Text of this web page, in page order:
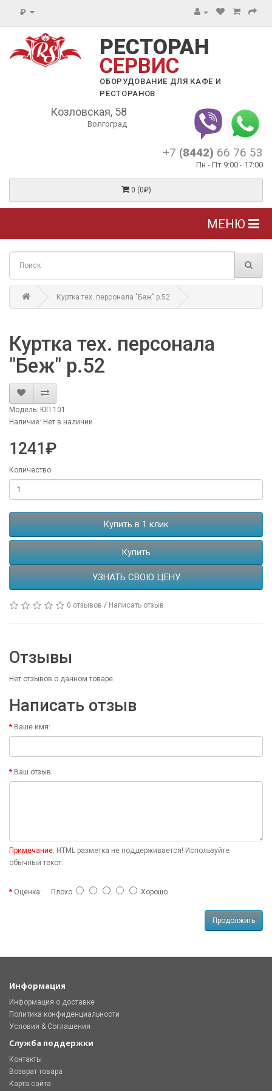
₽
РЕСТОРАН
СЕРВИС
ОБОРУДОВАНИЕ ДЛЯ КАФЕ И
РЕСТОРАНОВ
Козловская, 58
Волгоград
+7 (8442) 66 76 53
Пн - Пт 9:00 - 17:00
0 (0₽)
МЕНЮ
Куртка тех. персонала "Беж" р.52
Куртка тех. персонала
"Беж" р.52
Модель: ЮП 101
Наличие: Нет в наличии
1241₽
Количество
Купить в 1 клик
Купить
УЗНАТЬ СВОЮ ЦЕНУ
0 отзывов / Написать отзыв
Отзывы
Нет отзывов о данном товаре.
Написать отзыв
Ваше имя:
Ваш отзыв:
Примечание: HTML разметка не поддерживается! Используйте
обычный текст.
Оценка: Плохо Хорошо
Продолжить
Информация
Информация о доставке
Политика конфиденциальности
Условия & Соглашения
Служба поддержки
Контакты
Возврат товара
Карта сайта